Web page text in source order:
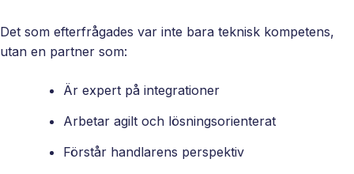
Det som efterfrågades var inte bara teknisk kompetens,
utan en partner som:
Är expert på integrationer
Arbetar agilt och lösningsorienterat
Förstår handlarens perspektiv